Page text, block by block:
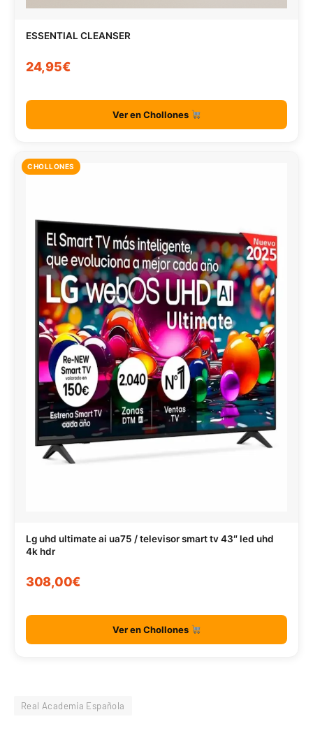
ESSENTIAL CLEANSER
24,95€
Ver en Chollones
CHOLLONES
Lg uhd ultimate ai ua75 / televisor smart tv 43″ led uhd
4k hdr
308,00€
Ver en Chollones
Real Academia Española